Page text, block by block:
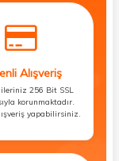
Alışveriş
256 Bit SSL
korunmaktadır.
yapabilirsiniz.